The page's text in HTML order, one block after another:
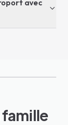
avec
famille